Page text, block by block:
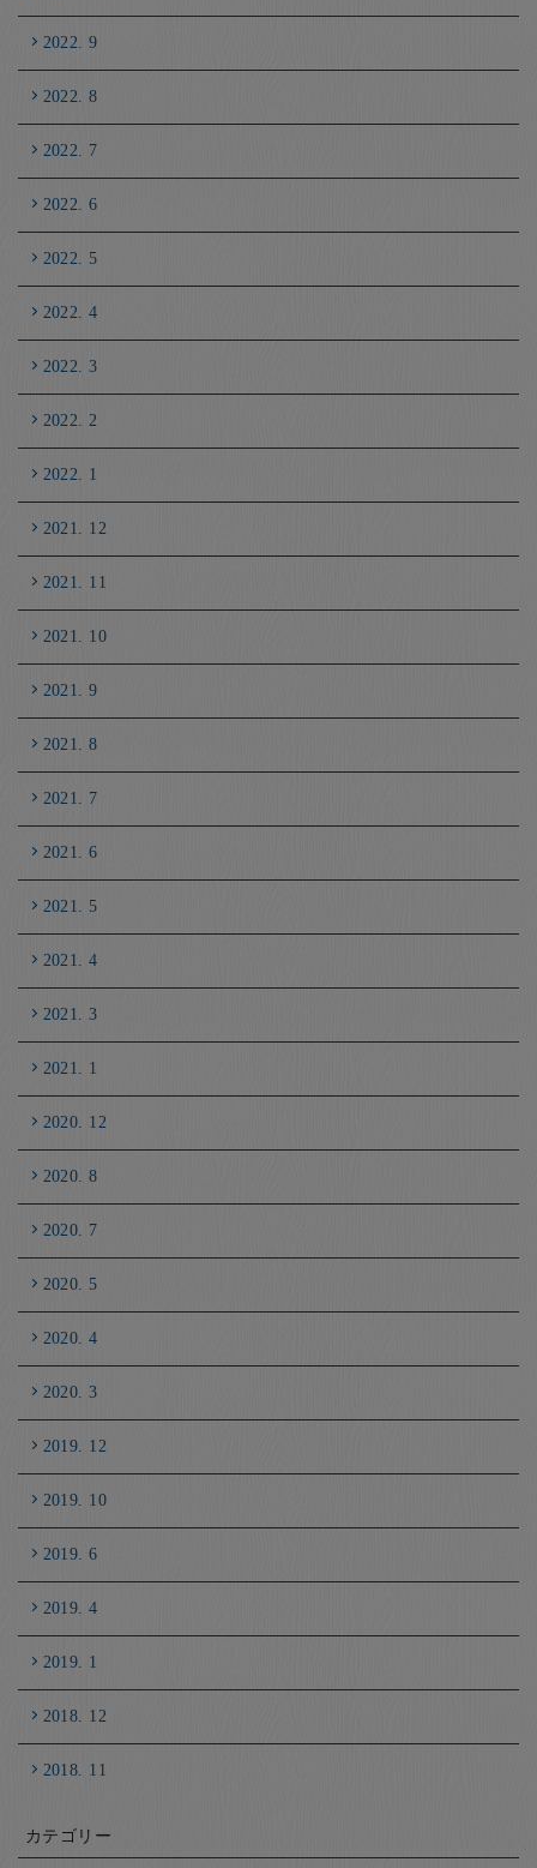
2022. 9
2022. 8
2022. 7
2022. 6
2022. 5
2022. 4
2022. 3
2022. 2
2022. 1
2021. 12
2021. 11
2021. 10
2021. 9
2021. 8
2021. 7
2021. 6
2021. 5
2021. 4
2021. 3
2021. 1
2020. 12
2020. 8
2020. 7
2020. 5
2020. 4
2020. 3
2019. 12
2019. 10
2019. 6
2019. 4
2019. 1
2018. 12
2018. 11
カテゴリー